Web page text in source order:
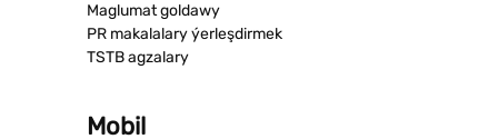
Maglumat goldawy
PR makalalary ýerleşdirmek
TSTB agzalary
Mobil